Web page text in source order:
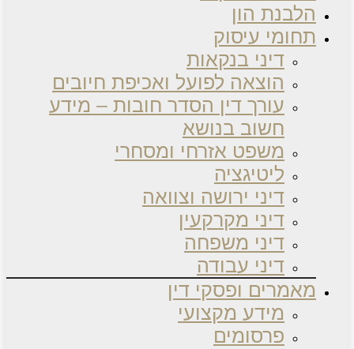
הלבנת הון
תחומי עיסוק
דיני בנקאות
הוצאה לפועל ואכיפת חיובים
עורך דין הסדר חובות – מידע
חשוב בנושא
משפט אזרחי ומסחרי
ליטיגציה
דיני ירושה וצוואה
דיני מקרקעין
דיני משפחה
דיני עבודה
מאמרים ופסקי דין
מידע מקצועי
פרסומים